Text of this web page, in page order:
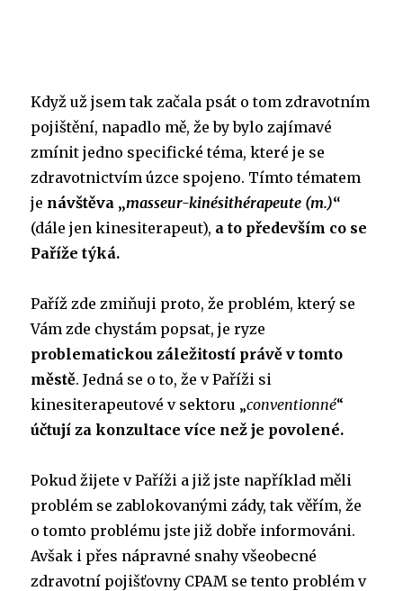
Když už jsem tak začala psát o tom zdravotním
pojištění, napadlo mě, že by bylo zajímavé
zmínit jedno specifické téma, které je se
zdravotnictvím úzce spojeno. Tímto tématem
je návštěva „masseur-kinésithérapeute (m.)“
(dále jen kinesiterapeut), a to především co se
Paříže týká.
Paříž zde zmiňuji proto, že problém, který se
Vám zde chystám popsat, je ryze
problematickou záležitostí právě v tomto
městě. Jedná se o to, že v Paříži si
kinesiterapeutové v sektoru „conventionné“
účtují za konzultace více než je povolené.
Pokud žijete v Paříži a již jste například měli
problém se zablokovanými zády, tak věřím, že
o tomto problému jste již dobře informováni.
Avšak i přes nápravné snahy všeobecné
zdravotní pojišťovny CPAM se tento problém v